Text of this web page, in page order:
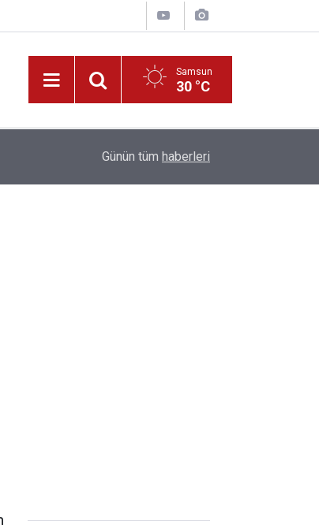
Samsun
30 °C
Fahiş fiyatlar nedeniyle işletmelere 101 milyon
Günün tüm haberleri